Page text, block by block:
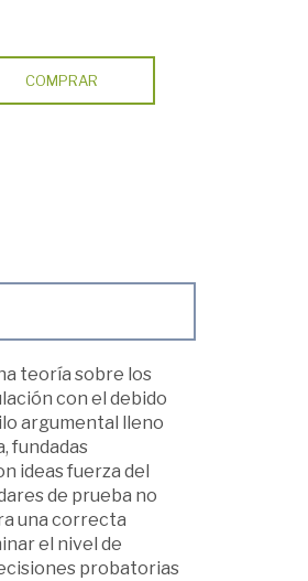
COMPRAR
teoría sobre los
con el debido
argumental lleno
fundadas
ideas fuerza del
de prueba no
una correcta
el nivel de
probatorias